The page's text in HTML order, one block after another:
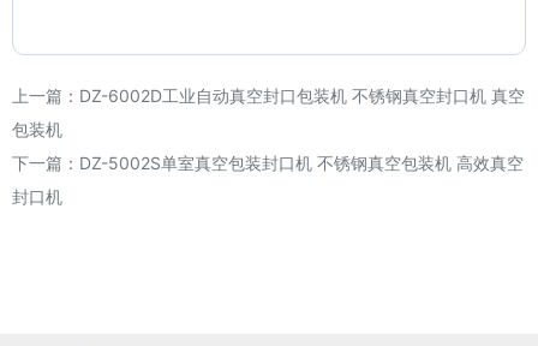
上一篇： DZ-6002D工业自动真空封口包装机 不锈钢真空封口机 真空
包装机
下一篇： DZ-5002S单室真空包装封口机 不锈钢真空包装机 高效真空
封口机